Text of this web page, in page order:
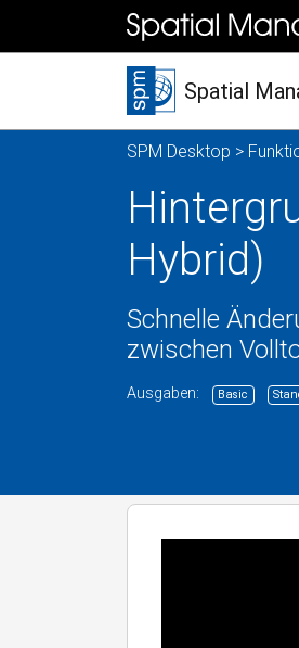
Spatial
SPM Desktop >
Hybrid)
Schnelle
zwischen
Ausgaben: Basic